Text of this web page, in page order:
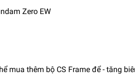
Zero EW
mua thêm bộ CS Frame để - tăng